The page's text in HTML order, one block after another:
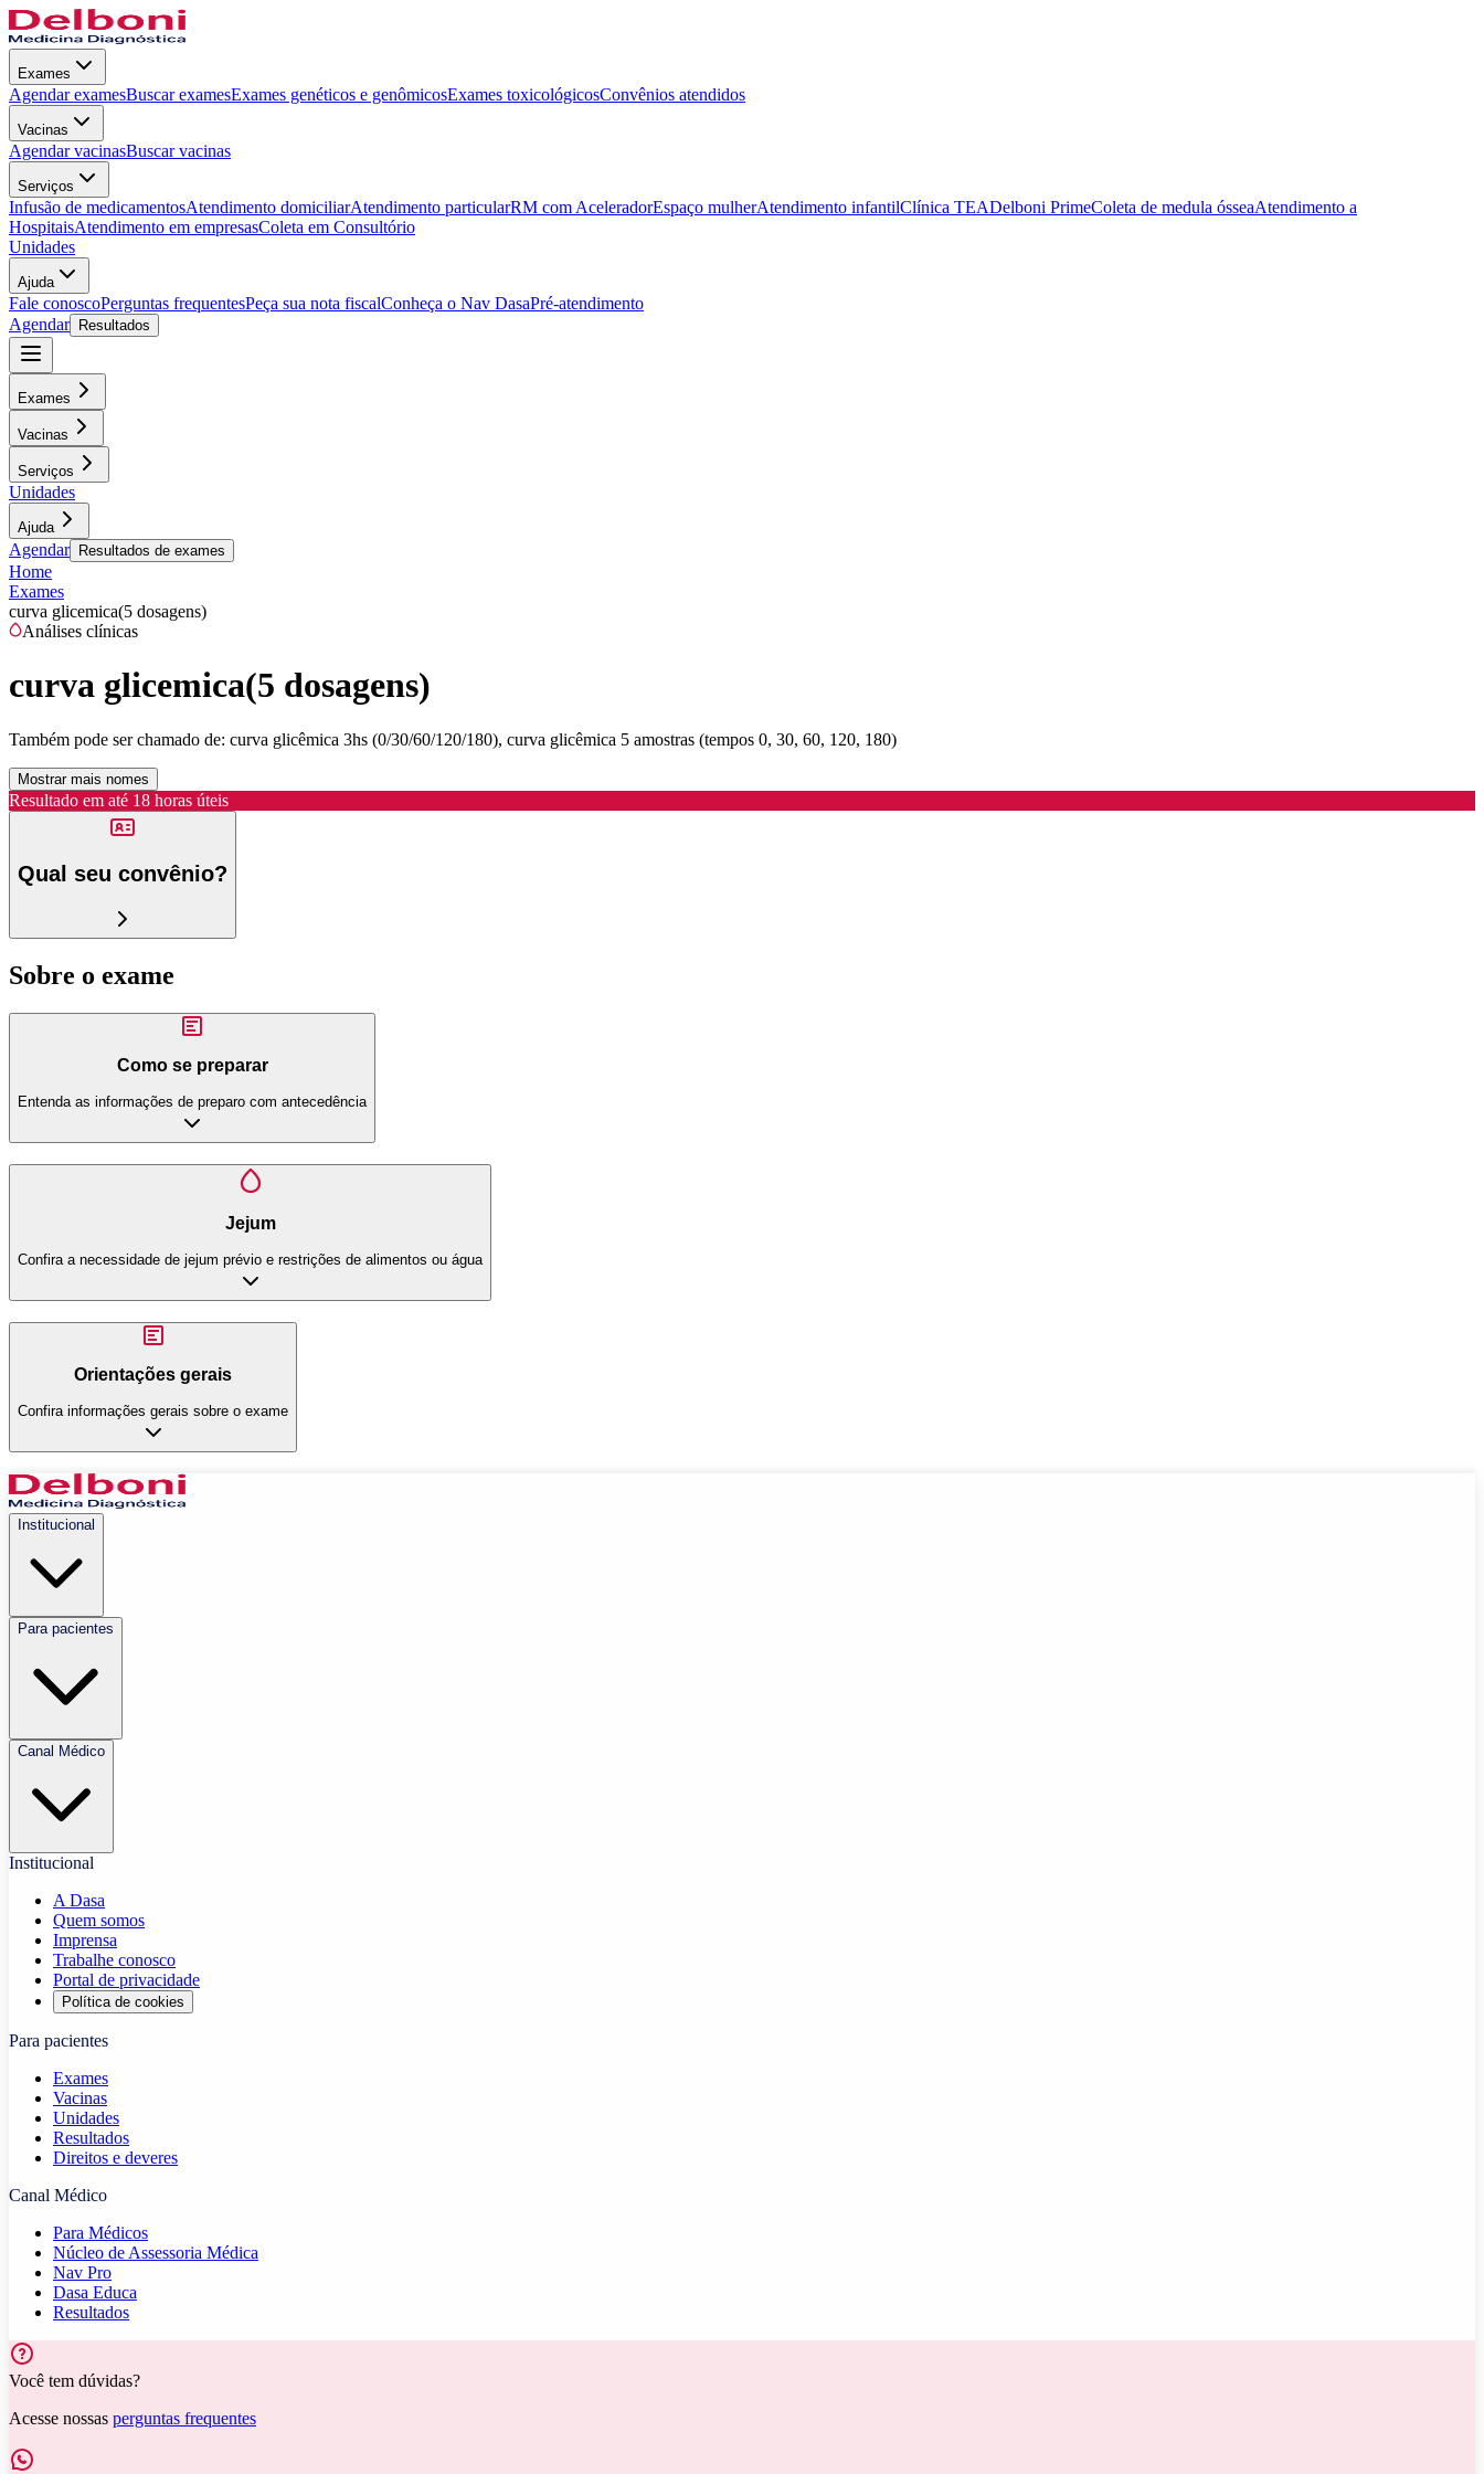
Exames
Agendar examesBuscar examesExames genéticos e genômicosExames toxicológicosConvênios atendidos
Vacinas
Agendar vacinasBuscar vacinas
Serviços
Infusão de medicamentosAtendimento domiciliarAtendimento particularRM com AceleradorEspaço mulherAtendimento infantilClínica TEADelboni PrimeColeta de medula ósseaAtendimento a
HospitaisAtendimento em empresasColeta em Consultório
Unidades
Ajuda
Fale conoscoPerguntas frequentesPeça sua nota fiscalConheça o Nav DasaPré-atendimento
Agendar
Resultados
Exames
Vacinas
Serviços
Unidades
Ajuda
Agendar Resultados de exames
Home
Exames
curva glicemica(5 dosagens)
Análises clínicas
curva glicemica(5 dosagens)
Também pode ser chamado de: curva glicêmica 3hs (0/30/60/120/180), curva glicêmica 5 amostras (tempos 0, 30, 60, 120, 180)
Mostrar mais nomes
Resultado em até 18 horas úteis
Qual seu convênio?
Sobre o exame
Como se preparar
Entenda as informações de preparo com antecedência
Jejum
Confira a necessidade de jejum prévio e restrições de alimentos ou água
Orientações gerais
Confira informações gerais sobre o exame
Institucional
Para pacientes
Canal Médico
Institucional
A Dasa
Quem somos
Imprensa
Trabalhe conosco
Portal de privacidade
Política de cookies
Para pacientes
Exames
Vacinas
Unidades
Resultados
Direitos e deveres
Canal Médico
Para Médicos
Núcleo de Assessoria Médica
Nav Pro
Dasa Educa
Resultados
Você tem dúvidas?
Acesse nossas perguntas frequentes